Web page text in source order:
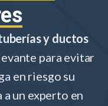
y ductos
para evitar
en riesgo su
un experto en